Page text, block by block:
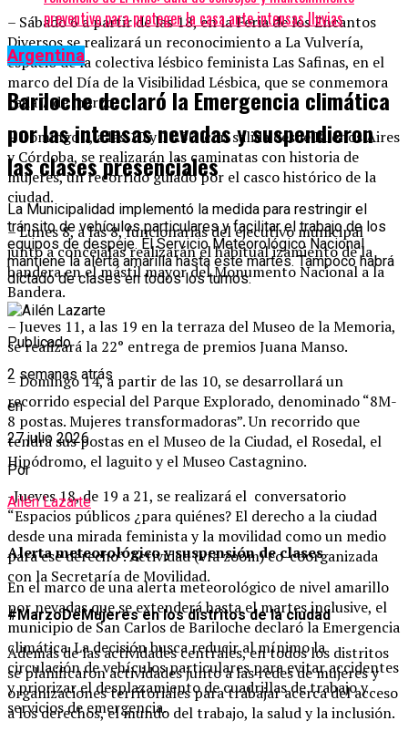
– Sábado 6 a partir de las 18, en la Feria de los Encantos
Diversos se realizará un reconocimiento a La Vulvería,
espacio de la colectiva lésbico feminista Las Safinas, en el
marco del Día de la Visibilidad Lésbica, que se conmemora
cada 7 de marzo.
– Domingo 7, a las 10 y 11.30 con salida desde Buenos Aires
y Córdoba, se realizarán las caminatas con historia de
mujeres, un recorrido guiado por el casco histórico de la
ciudad.
– Lunes 8, a las 8, funcionarias del ejecutivo municipal
junto a concejalas realizarán el habitual izamiento de la
bandera en el mástil mayor del Monumento Nacional a la
Bandera.
– Jueves 11, a las 19 en la terraza del Museo de la Memoria,
se realizará la 22° entrega de premios Juana Manso.
– Domingo 14, a partir de las 10, se desarrollará un
recorrido especial del Parque Explorado, denominado “8M-
8 postas. Mujeres transformadoras”. Un recorrido que
tendrá sus postas en el Museo de la Ciudad, el Rosedal, el
Hipódromo, el laguito y el Museo Castagnino.
-Jueves 18, de 19 a 21, se realizará el conversatorio
“Espacios públicos ¿para quiénes? El derecho a la ciudad
desde una mirada feminista y la movilidad como un medio
para ese derecho”. Actividad (vía zoom) co-coorganizada
con la Secretaría de Movilidad.
#MarzoDeMujeres en los distritos de la ciudad
Además de las actividades centrales, en todos los distritos
se planificaron actividades junto a las redes de mujeres y
organizaciones territoriales para trabajar acerca del acceso
a los derechos, el mundo del trabajo, la salud y la inclusión.
preventivo para proteger la casa ante intensas lluvias
Argentina
Bariloche declaró la Emergencia climática
por las intensas nevadas y suspendieron
las clases presenciales
La Municipalidad implementó la medida para restringir el
tránsito de vehículos particulares y facilitar el trabajo de los
equipos de despeje. El Servicio Meteorológico Nacional
mantiene la alerta amarilla hasta este martes. Tampoco habrá
dictado de clases en todos los turnos.
Publicado
2 semanas atrás
en
27 julio 2026
Por
Ailén Lazarte
Alerta meteorológico y suspensión de clases
En el marco de una alerta meteorológico de nivel amarillo
por nevadas que se extenderá hasta el martes inclusive, el
municipio de San Carlos de Bariloche declaró la Emergencia
climática. La decisión busca reducir al mínimo la
circulación de vehículos particulares para evitar accidentes
y priorizar el desplazamiento de cuadrillas de trabajo y
servicios de emergencia.